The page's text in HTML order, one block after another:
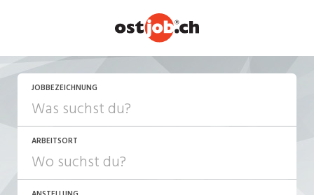
JOBBEZEICHNUNG
ARBEITSORT